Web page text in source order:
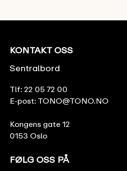
KONTAKT OSS
Sentralbord
Tlf: 22 05 72 00
E-post: TONO@TONO.NO
Kongens gate 12
0153 Oslo
FØLG OSS PÅ